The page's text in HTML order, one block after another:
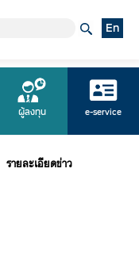
En
ผู้ลงทุน e-service
รายละเอียดข่าว